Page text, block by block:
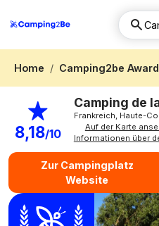
Home Camping2be
8,18/10
Camping de
Frankreich, Haute-
Auf der Karte
Informationen über
Zur Campingplatz
Website